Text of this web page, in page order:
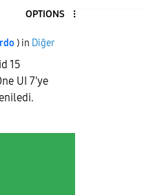
OPTIONS
) in Diğer
15
UI 7'ye